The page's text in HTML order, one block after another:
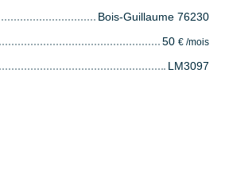
Bois-Guillaume 76230
50 € /mois
LM3097